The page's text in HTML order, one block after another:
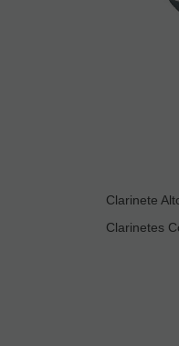
Clarinete
Clarinetes